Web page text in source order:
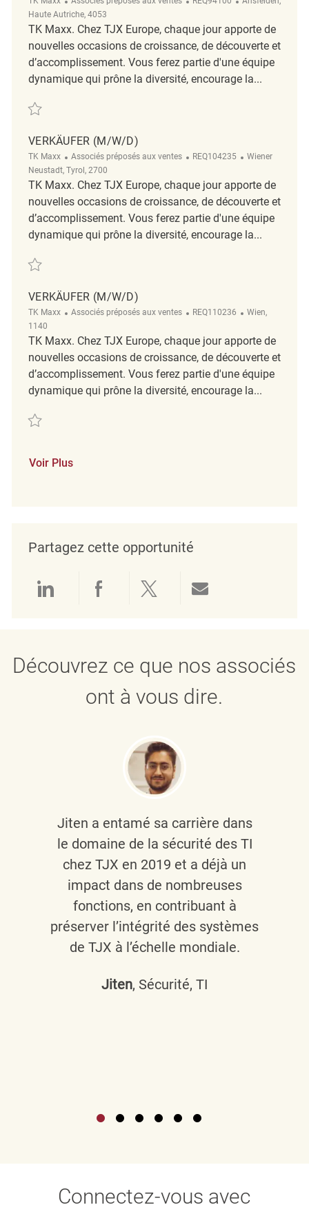
Haute Autriche, 4053
TK Maxx. Chez TJX Europe, chaque jour apporte de
nouvelles occasions de croissance, de découverte et
d’accomplissement. Vous ferez partie d'une équipe
dynamique qui prône la diversité, encourage la...
Sauvegarder Verkäufer M/W/D REQ94100
VERKÄUFER (M/W/D)
TK Maxx Catégorie
Associés préposés aux ventes ReqId
REQ104235 Emplacement
Wiener
Neustadt, Tyrol, 2700
TK Maxx. Chez TJX Europe, chaque jour apporte de
nouvelles occasions de croissance, de découverte et
d’accomplissement. Vous ferez partie d'une équipe
dynamique qui prône la diversité, encourage la...
Sauvegarder Verkäufer (m/w/d) REQ104235
VERKÄUFER (M/W/D)
TK Maxx Catégorie
Associés préposés aux ventes ReqId
REQ110236 Emplacement
Wien,
1140
TK Maxx. Chez TJX Europe, chaque jour apporte de
nouvelles occasions de croissance, de découverte et
d’accomplissement. Vous ferez partie d'une équipe
dynamique qui prône la diversité, encourage la...
Sauvegarder Verkäufer (m/w/d) REQ110236
Voir Plus
Partagez cette opportunité
Partager via LinkedIn
Partager via Facebook
Partager via twitter
Découvrez ce que nos associés
ont à vous dire.
Jiten a entamé sa carrière dans
le domaine de la sécurité des TI
chez TJX en 2019 et a déjà un
impact dans de nombreuses
fonctions, en contribuant à
préserver l’intégrité des systèmes
de TJX à l’échelle mondiale.
Jiten, Sécurité, TI
Connectez-vous avec